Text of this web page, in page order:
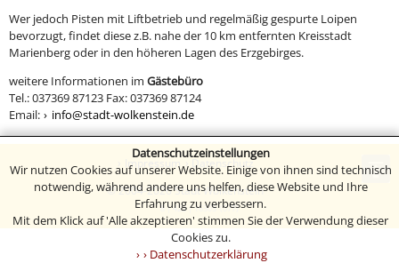
Datenschutzeinstellungen
Wir nutzen Cookies auf unserer Website. Einige von ihnen sind technisch
notwendig, während andere uns helfen, diese Website und Ihre
Erfahrung zu verbessern.
Mit dem Klick auf 'Alle akzeptieren' stimmen Sie der Verwendung dieser
Cookies zu.
› Datenschutzerklärung
Wer jedoch Pisten mit Liftbetrieb und regelmäßig gespurte Loipen
bevorzugt, findet diese z.B. nahe der 10 km entfernten Kreisstadt
Marienberg oder in den höheren Lagen des Erzgebirges.
weitere Informationen im Gästebüro
Tel.: 037369 87123 Fax: 037369 87124
Email:
info@stadt-wolkenstein.de
Impressum Datenschutz
© 2004-2026 Stadt Wolkenstein
8 | 422 | 16303 (077)